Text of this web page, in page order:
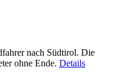
nach Südtirol. Die
ohne Ende. Details